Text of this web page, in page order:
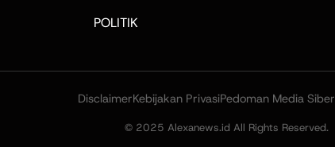
POLITIK
DisclaimerKebijakan PrivasiPedoman Media Siber
© 2025 Alexanews.id All Rights Reserved.